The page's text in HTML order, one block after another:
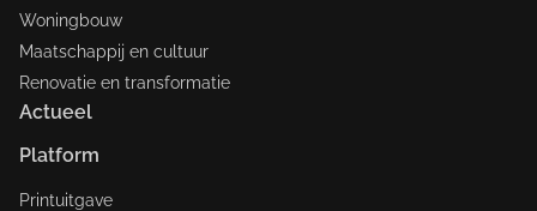
Woningbouw
Maatschappij en cultuur
Renovatie en transformatie
Actueel
Platform
Printuitgave